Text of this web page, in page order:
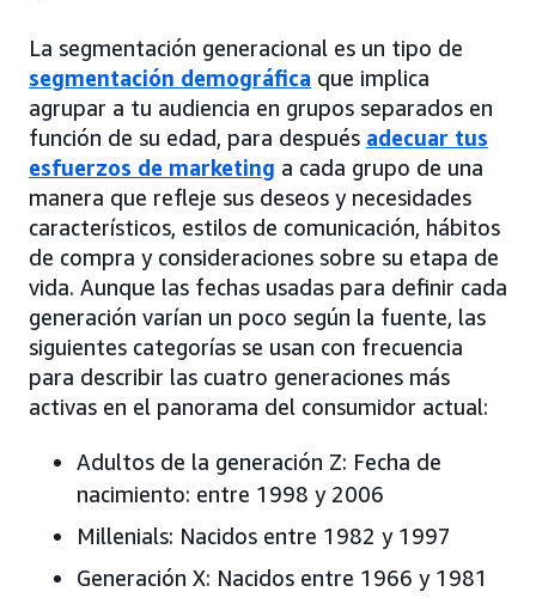
La segmentación generacional es un tipo de
segmentación demográfica que implica
agrupar a tu audiencia en grupos separados en
función de su edad, para después adecuar tus
esfuerzos de marketing a cada grupo de una
manera que refleje sus deseos y necesidades
característicos, estilos de comunicación, hábitos
de compra y consideraciones sobre su etapa de
vida. Aunque las fechas usadas para definir cada
generación varían un poco según la fuente, las
siguientes categorías se usan con frecuencia
para describir las cuatro generaciones más
activas en el panorama del consumidor actual:
Adultos de la generación Z: Fecha de
nacimiento: entre 1998 y 2006
Millenials: Nacidos entre 1982 y 1997
Generación X: Nacidos entre 1966 y 1981